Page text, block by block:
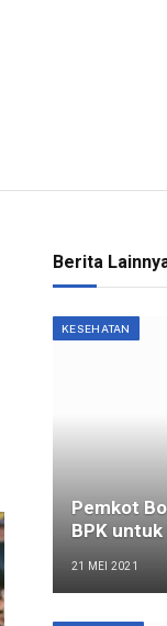
Berita
KESEHATAN
Pemkot
BPK untuk
21 MEI 2021